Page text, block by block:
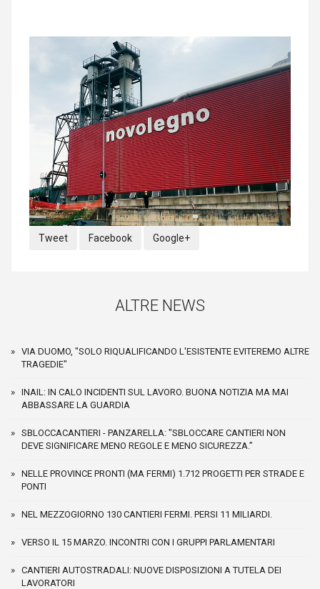
Tweet Facebook Google+
ALTRE NEWS
VIA DUOMO, "SOLO RIQUALIFICANDO L'ESISTENTE EVITEREMO ALTRE
TRAGEDIE"
INAIL: IN CALO INCIDENTI SUL LAVORO. BUONA NOTIZIA MA MAI
ABBASSARE LA GUARDIA
SBLOCCACANTIERI - PANZARELLA: "SBLOCCARE CANTIERI NON
DEVE SIGNIFICARE MENO REGOLE E MENO SICUREZZA.”
NELLE PROVINCE PRONTI (MA FERMI) 1.712 PROGETTI PER STRADE E
PONTI
NEL MEZZOGIORNO 130 CANTIERI FERMI. PERSI 11 MILIARDI.
VERSO IL 15 MARZO. INCONTRI CON I GRUPPI PARLAMENTARI
CANTIERI AUTOSTRADALI: NUOVE DISPOSIZIONI A TUTELA DEI
LAVORATORI